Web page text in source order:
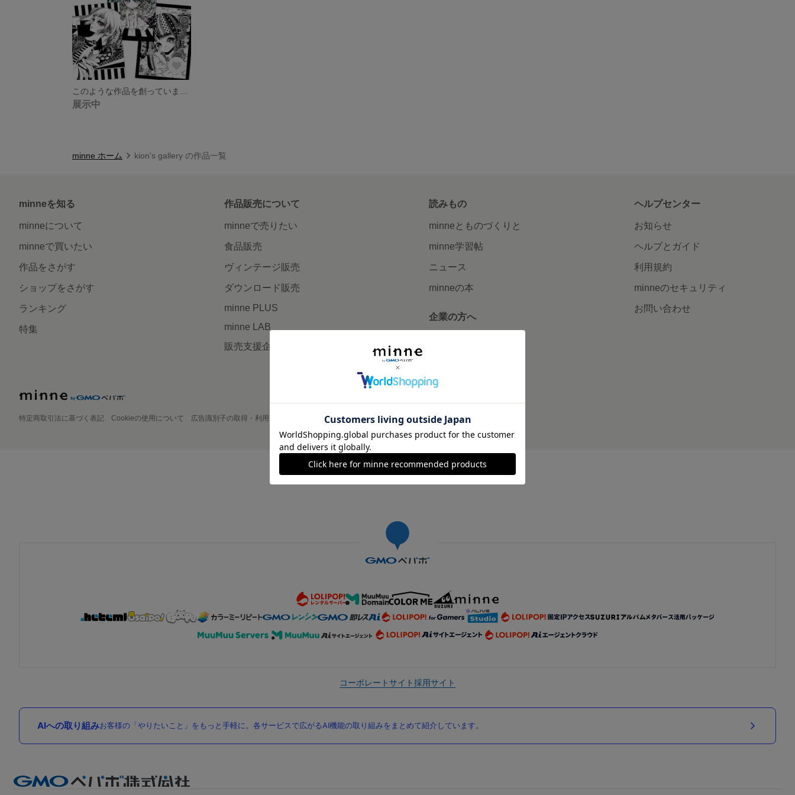
展示中
minne ホーム kion's gallery の作品一覧
minneを知る
minneについて
minneで買いたい
作品をさがす
ショップをさがす
ランキング
特集
作品販売について
minneで売りたい
食品販売
ヴィンテージ販売
ダウンロード販売
minne PLUS
minne LAB
販売支援企画・イベント
読みもの
minneとものづくりと
minne学習帖
ニュース
minneの本
企業の方へ
ヘルプセンター
お知らせ
ヘルプとガイド
利用規約
minneのセキュリティ
お問い合わせ
特定商取引法に基づく表記 Cookieの使用について 広告識別子の取得・利用 プライバシーポリシー 会社概要 採用情報 メディアキット
©GMO Pepabo, Inc. All rights reserved.
コーポレートサイト採用サイト
AIへの取り組みお客様の「やりたいこと」をもっと手軽に。各サービスで広がるAI機能の取り組みをまとめて紹介しています。